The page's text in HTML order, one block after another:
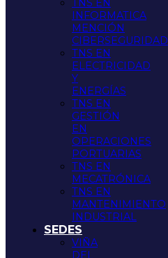
TNS EN
INFORMATICA
MENCIÓN
CIBERSEGURIDAD
TNS EN
ELECTRICIDAD
Y
ENERGÍAS
TNS EN
GESTIÓN
EN
OPERACIONES
PORTUARIAS
TNS EN
MECATRÓNICA
TNS EN
MANTENIMIENTO
INDUSTRIAL
SEDES
VIÑA
DEL